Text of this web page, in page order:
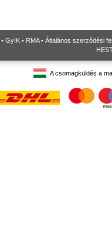
• GyIK • RMA• Általános szerződési
A csomagküldés a